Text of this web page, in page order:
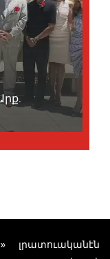
լրատուականէն